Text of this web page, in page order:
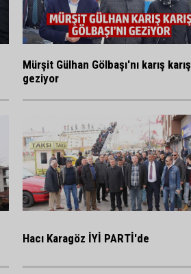
Mürşit Gülhan Gölbaşı'nı karış karış
geziyor
Hacı Karagöz İYİ PARTİ'de